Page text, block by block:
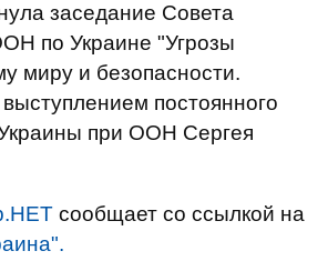
заседание Совета
по Украине "Угрозы
миру и безопасности.
постоянного
при ООН Сергея
сообщает со ссылкой на